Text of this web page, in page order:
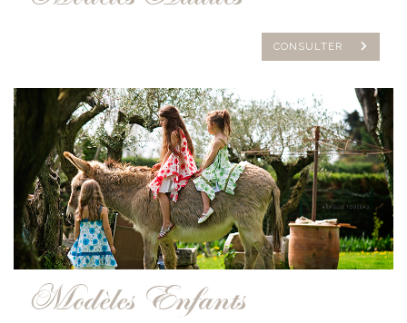
CONSULTER
Modèles Enfants